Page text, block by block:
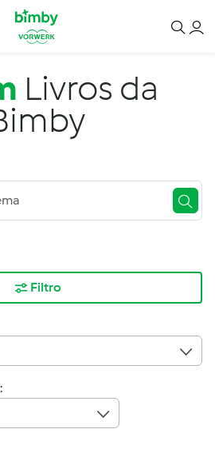
Livros da
Filtro